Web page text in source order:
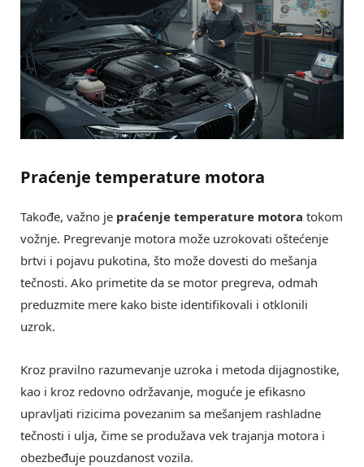
Praćenje temperature motora
Takođe, važno je praćenje temperature motora tokom
vožnje. Pregrevanje motora može uzrokovati oštećenje
brtvi i pojavu pukotina, što može dovesti do mešanja
tečnosti. Ako primetite da se motor pregreva, odmah
preduzmite mere kako biste identifikovali i otklonili
uzrok.
Kroz pravilno razumevanje uzroka i metoda dijagnostike,
kao i kroz redovno održavanje, moguće je efikasno
upravljati rizicima povezanim sa mešanjem rashladne
tečnosti i ulja, čime se produžava vek trajanja motora i
obezbeđuje pouzdanost vozila.